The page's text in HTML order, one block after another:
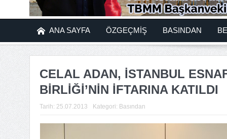
ANA SAYFA ÖZGEÇMİŞ BASINDAN
CELAL ADAN, İSTANBUL
BİRLİĞİ’NİN İFTARINA KATILDI
Tarih: 25.07.2013 Kategori: Basından